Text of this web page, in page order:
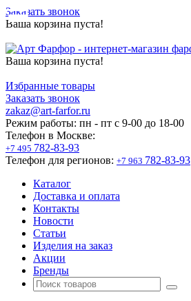
Заказать звонок
Ваша корзина пуста!
Ваша корзина пуста!
Избранные товары
Заказать звонок
zakaz@art-farfor.ru
Режим работы: пн - пт c 9-00 до 18-00
Телефон в Москве:
+7 495 782-83-93
Телефон для регионов: +7 963 782-83-93
Каталог
Доставка и оплата
Контакты
Новости
Статьи
Изделия на заказ
Акции
Бренды